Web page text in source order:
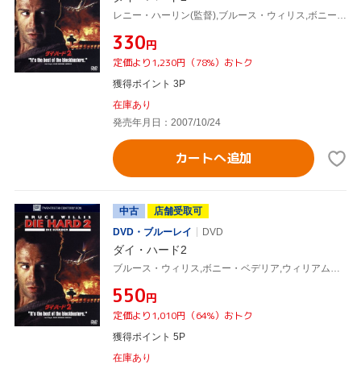
レニー・ハーリン(監督),ブルース・ウィリス,ボニー・ベデリア,ウィリアム・アザートン
¥330円
定価より1,230円（78%）おトク
獲得ポイント 3P
在庫あり
発売年月日：2007/10/24
カートへ追加
中古
店舗受取可
DVD・ブルーレイ
DVD
ダイ・ハード2
ブルース・ウィリス,ボニー・ベデリア,ウィリアム・アザートン,レニー・ハーリン(監督)
¥550円
定価より1,010円（64%）おトク
獲得ポイント 5P
在庫あり